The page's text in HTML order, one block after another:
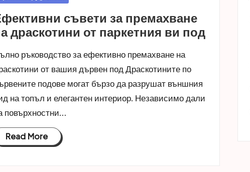
съвети за премахване
драскотини от паркетния ви под
ръководство за ефективно премахване на
от вашия дървен под Драскотините по
подове могат бързо да разрушат външния
на топъл и елегантен интериор. Независимо дали
повърхностни…
Read More